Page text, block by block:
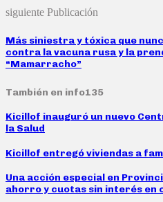
siguiente Publicación
Más siniestra y tóxica que
contra la vacuna rusa y la
“Mamarracho”
También en info135
Kicillof inauguró un nuevo
la Salud
Kicillof entregó viviendas a
Una acción especial en
ahorro y cuotas sin interés en